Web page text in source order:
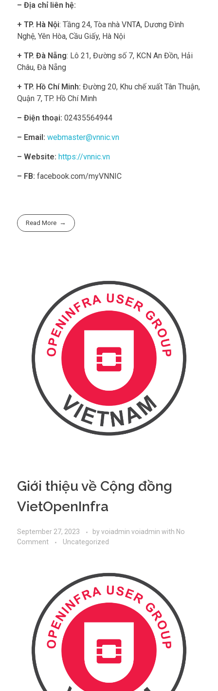
– Địa chỉ liên hệ:
+ TP. Hà Nội: Tầng 24, Tòa nhà VNTA, Dương Đình
Nghệ, Yên Hòa, Cầu Giấy, Hà Nội
+ TP. Đà Nẵng: Lô 21, Đường số 7, KCN An Đồn, Hải
Châu, Đà Nẵng
+ TP. Hồ Chí Minh: Đường 20, Khu chế xuất Tân Thuận,
Quận 7, TP. Hồ Chí Minh
– Điện thoại: 02435564944
– Email: webmaster@vnnic.vn
– Website: https://vnnic.vn
– FB: facebook.com/myVNNIC
Read More
Giới thiệu về Cộng đồng
VietOpenInfra
September 27, 2023 byvoiadmin voiadmin with No
Comment
Uncategorized